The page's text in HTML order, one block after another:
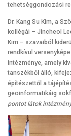
tehetséggondozási
Dr. Kang Su Kim, a
kollégái – Jincheol
Kim – szavaiból
rendkívül
intézménye, amely
tanszékből álló,
építészettől a
geoinformatikáig
pontot látok